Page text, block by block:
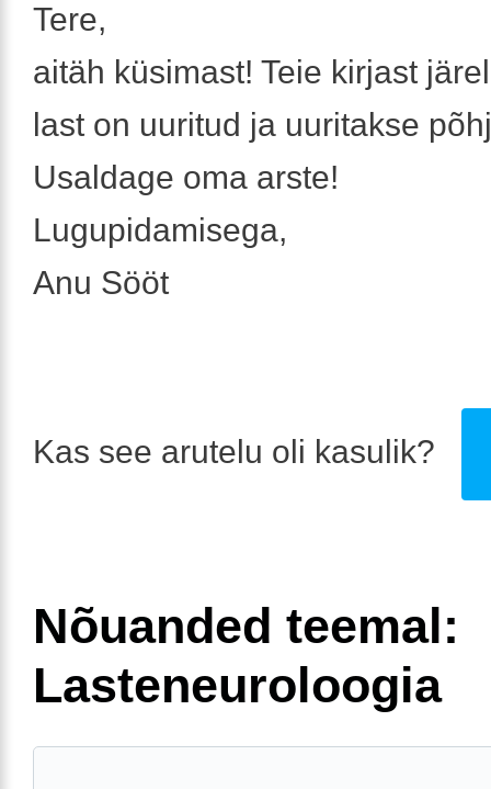
Tere,
aitäh küsimast! Teie kirjast
last on uuritud ja uuritakse
Usaldage oma arste!
Lugupidamisega,
Anu Sööt
Kas see arutelu oli kasulik?
Nõuanded teemal:
Lasteneuroloogia